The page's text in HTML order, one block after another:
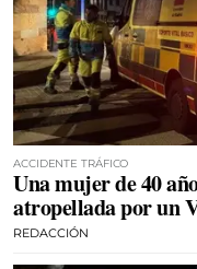
ACCIDENTE TRÁFICO
Una mujer de 40
atropellada por un
REDACCIÓN